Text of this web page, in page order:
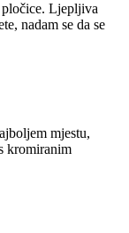
pločice. Ljepljiva
nadam se da se
mjestu,
kromiranim